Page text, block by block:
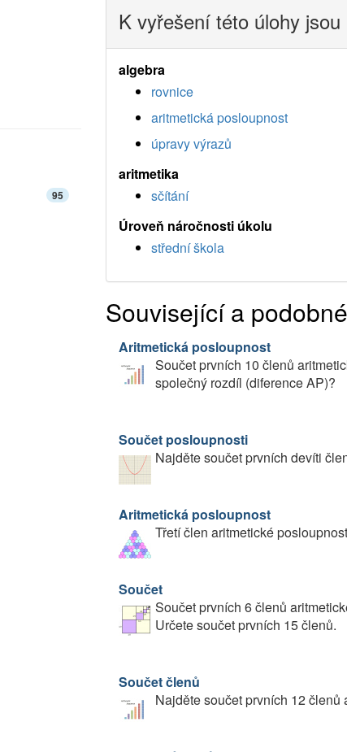
K vyřešení této úlohy
algebra
rovnice
aritmetická posloupnost
úpravy výrazů
aritmetika
sčítání
Úroveň náročnosti úkolu
střední škola
Související a
Aritmetická posloupnost
Součet prvních 10 členů
společný rozdíl (diference AP)?
Součet posloupnosti
Najděte součet prvních devíti
Aritmetická posloupnost
Třetí člen aritmetické
Součet
Součet prvních 6 členů
Určete součet prvních 15 členů.
Součet členů
Najděte součet prvních 12
95